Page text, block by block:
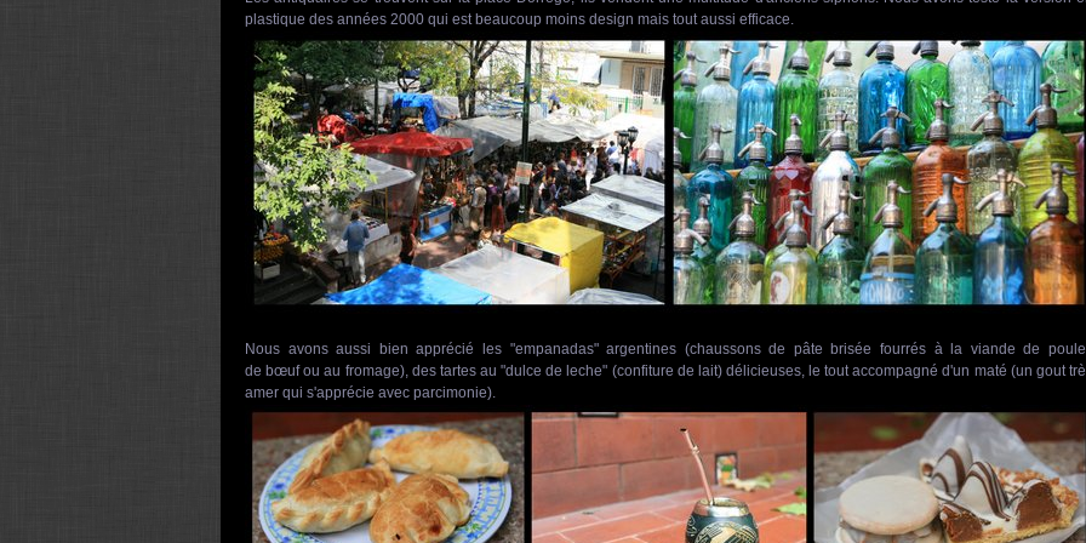
plastique des années 2000 qui est beaucoup moins design mais tout aussi efficace.
Nous avons aussi bien apprécié les "empanadas" argentines (chaussons de pâte brisée fourrés à la viande de
de bœufou au fromage), des tartes au "dulce de leche" (confiture de lait) délicieuses, le tout accompagné d'un maté (un gout
amer qui s'apprécie avec parcimonie).